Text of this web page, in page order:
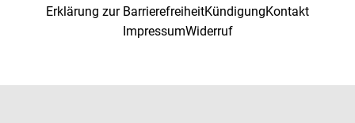
Erklärung zur BarrierefreiheitKündigungKontakt
ImpressumWiderruf